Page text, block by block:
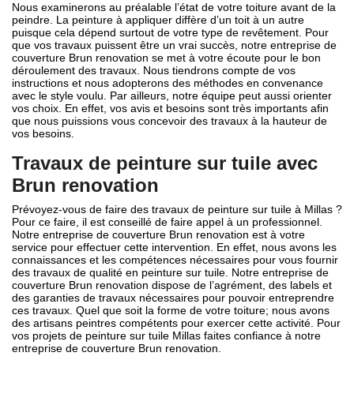
Nous examinerons au préalable l’état de votre toiture avant de la
peindre. La peinture à appliquer diffère d’un toit à un autre
puisque cela dépend surtout de votre type de revêtement. Pour
que vos travaux puissent être un vrai succès, notre entreprise de
couverture Brun renovation se met à votre écoute pour le bon
déroulement des travaux. Nous tiendrons compte de vos
instructions et nous adopterons des méthodes en convenance
avec le style voulu. Par ailleurs, notre équipe peut aussi orienter
vos choix. En effet, vos avis et besoins sont très importants afin
que nous puissions vous concevoir des travaux à la hauteur de
vos besoins.
Travaux de peinture sur tuile avec
Brun renovation
Prévoyez-vous de faire des travaux de peinture sur tuile à Millas ?
Pour ce faire, il est conseillé de faire appel à un professionnel.
Notre entreprise de couverture Brun renovation est à votre
service pour effectuer cette intervention. En effet, nous avons les
connaissances et les compétences nécessaires pour vous fournir
des travaux de qualité en peinture sur tuile. Notre entreprise de
couverture Brun renovation dispose de l’agrément, des labels et
des garanties de travaux nécessaires pour pouvoir entreprendre
ces travaux. Quel que soit la forme de votre toiture; nous avons
des artisans peintres compétents pour exercer cette activité. Pour
vos projets de peinture sur tuile Millas faites confiance à notre
entreprise de couverture Brun renovation.